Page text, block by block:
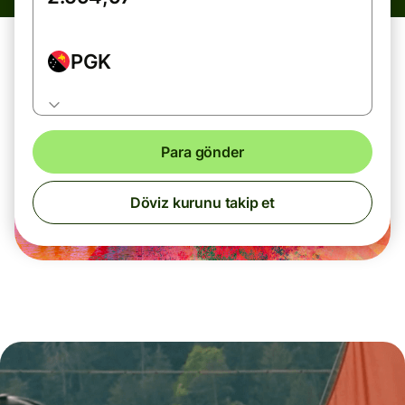
PGK
Para gönder
Döviz kurunu takip et